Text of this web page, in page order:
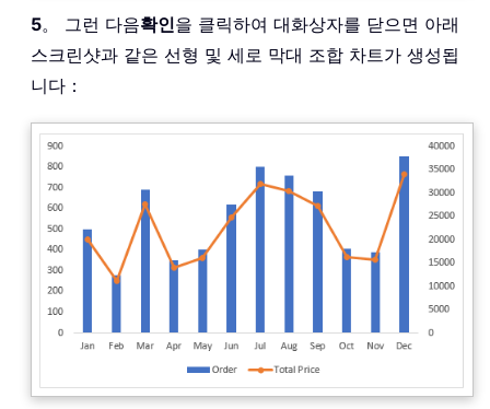
5。 그런 다음확인을 클릭하여 대화상자를 닫으면 아래
스크린샷과 같은 선형 및 세로 막대 조합 차트가 생성됩
니다：